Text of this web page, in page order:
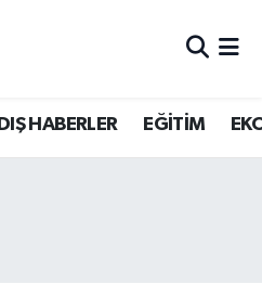
DIŞ HABERLER EĞİTİM